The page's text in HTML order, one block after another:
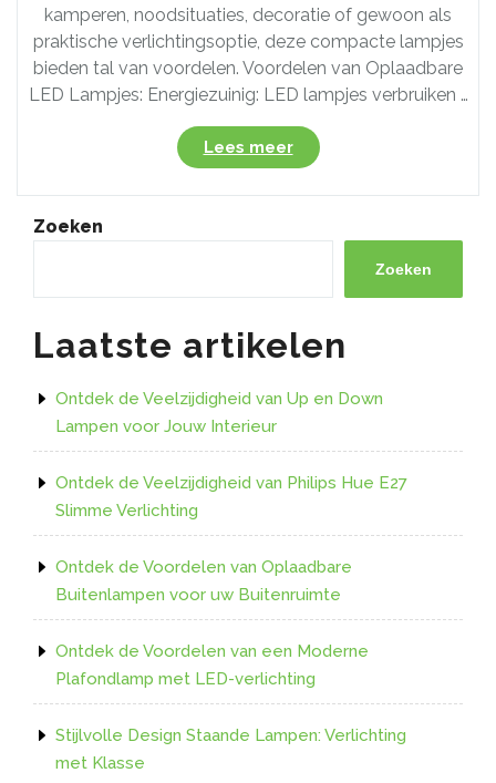
kamperen, noodsituaties, decoratie of gewoon als
praktische verlichtingsoptie, deze compacte lampjes
bieden tal van voordelen. Voordelen van Oplaadbare
LED Lampjes: Energiezuinig: LED lampjes verbruiken …
Lees meer“Ontdek
de
Voordelen
Oplaadbare
Lampjes
Duurzame
Zoeken
Zoeken
Laatste artikelen
Ontdek de Veelzijdigheid van Up en Down
Lampen voor Jouw Interieur
Ontdek de Veelzijdigheid van Philips Hue E27
Slimme Verlichting
Ontdek de Voordelen van Oplaadbare
Buitenlampen voor uw Buitenruimte
Ontdek de Voordelen van een Moderne
Plafondlamp met LED-verlichting
Stijlvolle Design Staande Lampen: Verlichting
met Klasse